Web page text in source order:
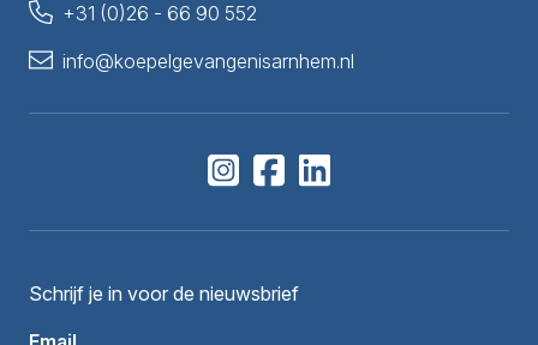
+31 (0)26 - 66 90 552
info@koepelgevangenisarnhem.nl
Schrijf je in voor de nieuwsbrief